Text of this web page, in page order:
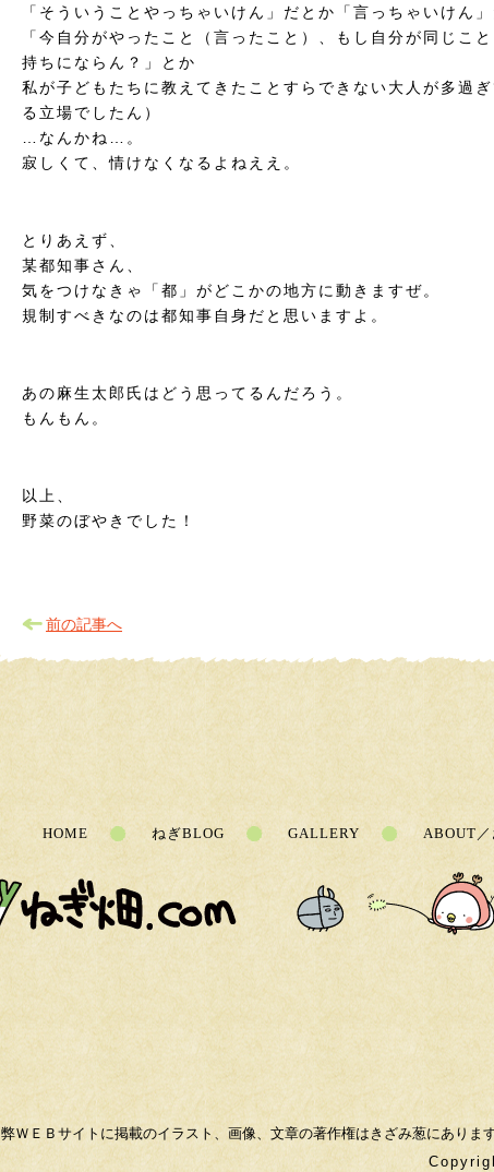
「そういうことやっちゃいけん」だとか「言っちゃいけん
「今自分がやったこと（言ったこと）、もし自分が同じこ
持ちにならん？」とか
私が子どもたちに教えてきたことすらできない大人が多過
る立場でしたん）
…なんかね…。
寂しくて、情けなくなるよねええ。
とりあえず、
某都知事さん、
気をつけなきゃ「都」がどこかの地方に動きますぜ。
規制すべきなのは都知事自身だと思いますよ。
あの麻生太郎氏はどう思ってるんだろう。
もんもん。
以上、
野菜のぼやきでした！
前の記事へ
HOME ねぎBLOG GALLERY ABOUT
弊ＷＥＢサイトに掲載のイラスト、画像、文章の著作権はきざみ葱にありま